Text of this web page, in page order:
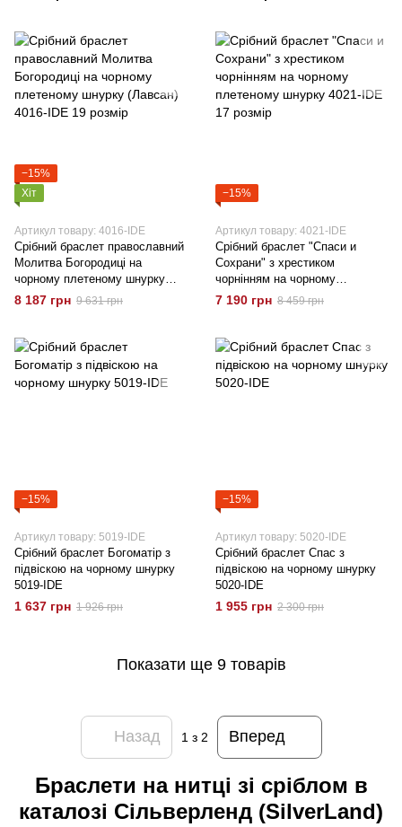
−15%
Хіт
Артикул товару: 4016-IDE
Срібний браслет православний
Молитва Богородиці на
чорному плетеному шнурку
(Лавсан) 4016-IDE 19 розмір
8 187 грн 9 631 грн
−15%
Артикул товару: 4021-IDE
Срібний браслет "Спаси и
Сохрани" з хрестиком
чорнінням на чорному
плетеному шнурку 4021-IDE 17
7 190 грн 8 459 грн
−15%
Артикул товару: 5019-IDE
Срібний браслет Богоматір з
підвіскою на чорному шнурку
5019-IDE
1 637 грн 1 926 грн
−15%
Артикул товару: 5020-IDE
Срібний браслет Спас з
підвіскою на чорному шнурку
5020-IDE
1 955 грн 2 300 грн
Показати ще 9 товарів
Назад 1 з 2 Вперед
Браслети на нитці зі сріблом в
каталозі Сільверленд (SilverLand)